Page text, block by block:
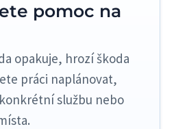
pomoc na
opakuje, hrozí škoda
práci naplánovat,
službu nebo